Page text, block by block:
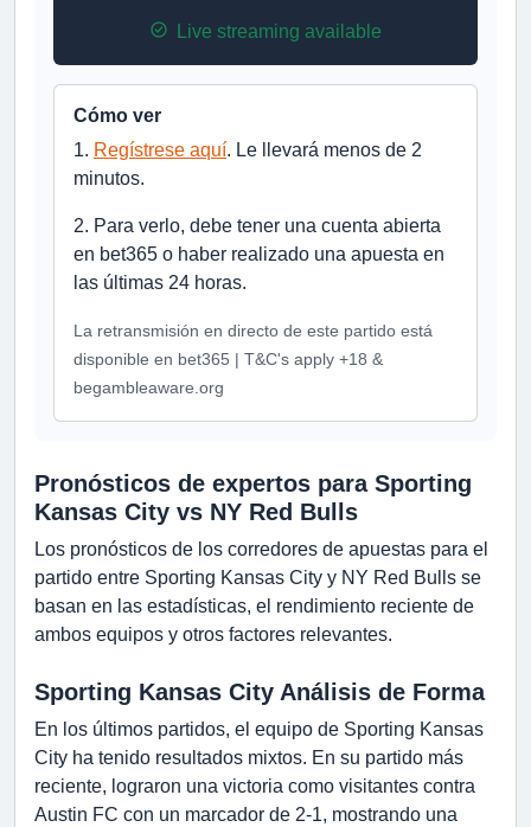
Live streaming available
Cómo ver
1. Regístrese aquí. Le llevará menos de 2
minutos.
2. Para verlo, debe tener una cuenta abierta
en bet365 o haber realizado una apuesta en
las últimas 24 horas.
La retransmisión en directo de este partido está
disponible en bet365 | T&C's apply +18 &
begambleaware.org
Pronósticos de expertos para Sporting
Kansas City vs NY Red Bulls
Los pronósticos de los corredores de apuestas para el
partido entre Sporting Kansas City y NY Red Bulls se
basan en las estadísticas, el rendimiento reciente de
ambos equipos y otros factores relevantes.
Sporting Kansas City Análisis de Forma
En los últimos partidos, el equipo de Sporting Kansas
City ha tenido resultados mixtos. En su partido más
reciente, lograron una victoria como visitantes contra
Austin FC con un marcador de 2-1, mostrando una